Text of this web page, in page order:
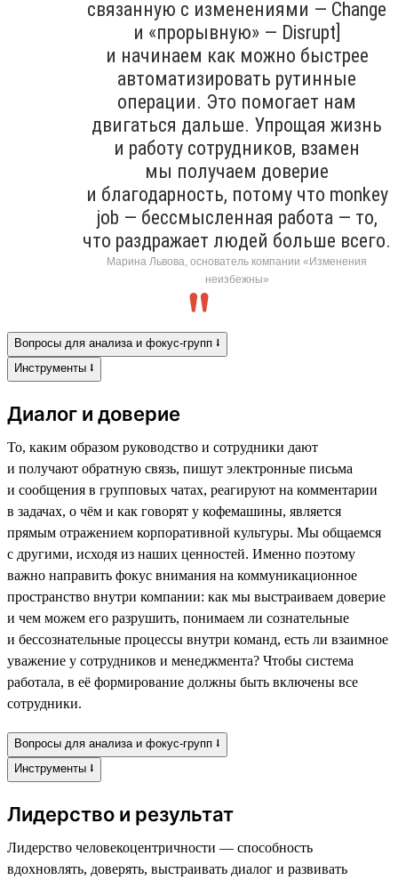
связанную с изменениями — Change
и «прорывную» — Disrupt]
и начинаем как можно быстрее
автоматизировать рутинные
операции. Это помогает нам
двигаться дальше. Упрощая жизнь
и работу сотрудников, взамен
мы получаем доверие
и благодарность, потому что monkey
job — бессмысленная работа — то,
что раздражает людей больше всего.
Марина Львова, основатель компании «Изменения
неизбежны»
Вопросы для анализа и фокус-групп ⭣
Инструменты ⭣
Диалог и доверие
То, каким образом руководство и сотрудники дают
и получают обратную связь, пишут электронные письма
и сообщения в групповых чатах, реагируют на комментарии
в задачах, о чём и как говорят у кофемашины, является
прямым отражением корпоративной культуры. Мы общаемся
с другими, исходя из наших ценностей. Именно поэтому
важно направить фокус внимания на коммуникационное
пространство внутри компании: как мы выстраиваем доверие
и чем можем его разрушить, понимаем ли сознательные
и бессознательные процессы внутри команд, есть ли взаимное
уважение у сотрудников и менеджмента? Чтобы система
работала, в её формирование должны быть включены все
сотрудники.
Вопросы для анализа и фокус-групп ⭣
Инструменты ⭣
Лидерство и результат
Лидерство человекоцентричности — способность
вдохновлять, доверять, выстраивать диалог и развивать